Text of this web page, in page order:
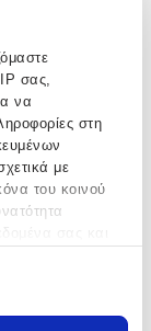
σας,
να
στη
με
του κοινού
τη γεωγραφική